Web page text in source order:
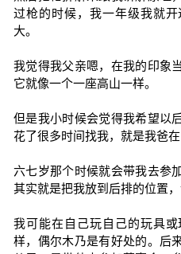
过枪的时候，我一年级我就
大。
我觉得我父亲嗯，在我的印象
它就像一个一座高山一样。
但是我小时候会觉得我希望以
花了很多时间找我，就是我爸在
六七岁那个时候就会带我去参
其实就是把我放到后排的位置
我可能在自己玩自己的玩具
样，偶尔木乃是有好处的。后